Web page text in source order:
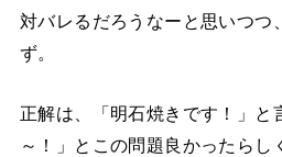
対バレるだろうなーと思いつつ
ず。
正解は、「明石焼きです！」と
～！」とこの問題良かったらし